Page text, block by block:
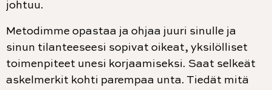
johtuu.
Metodimme opastaa ja ohjaa juuri sinulle ja
sinun tilanteeseesi sopivat oikeat, yksilölliset
toimenpiteet unesi korjaamiseksi. Saat selkeät
askelmerkit kohti parempaa unta. Tiedät mitä